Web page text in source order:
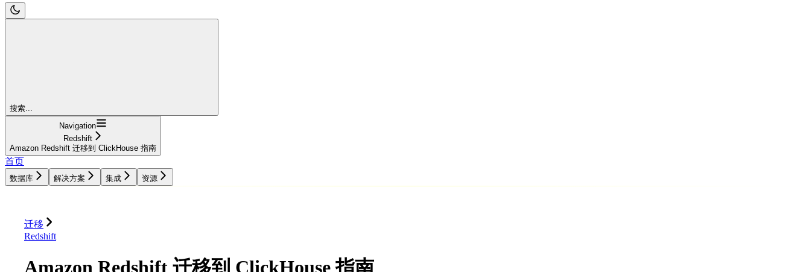
搜索...
Navigation
Redshift
Amazon Redshift 迁移到 ClickHouse 指南
首页
数据库 解决方案 集成 资源
迁移
Redshift
Amazon Redshift 迁移到 ClickHouse 指南